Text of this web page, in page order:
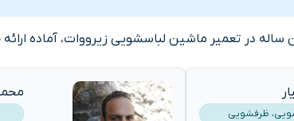
در تعمیر ماشین لباسشویی زیرووات، آماده
ظرفشویی